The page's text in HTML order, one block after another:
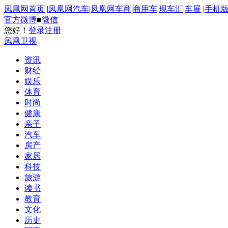
凤凰网首页 |凤凰网汽车|凤凰网车商|商用车|现车汇|车展 |手机版
官方微博■微信
您好！ 登录注册
凤凰卫视
资讯
财经
娱乐
体育
时尚
健康
亲子
汽车
房产
家居
科技
旅游
读书
教育
文化
历史